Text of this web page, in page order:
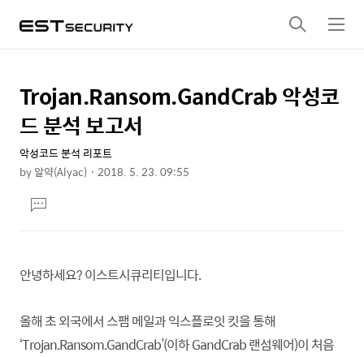
검
색
메
뉴
상
세
컨
텐
본
문
제
목
Trojan.Ransom.GandCrab 악성코
드 분석 보고서
악성코드 분석 리포트
by알약(Alyac) 2018. 5. 23. 09:55
문댓
글
안녕하세요? 이스트시큐리티입니다.
올해 초 외국에서 스팸 메일과 익스플로잇 킷을 통해
‘Trojan.Ransom.GandCrab’(이하 GandCrab 랜섬웨어)이 처음